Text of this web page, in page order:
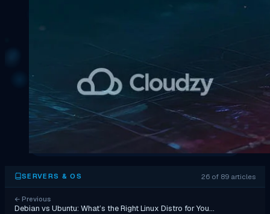
SERVERS & OS 26 of 89 articles
← Previous
Debian vs Ubuntu: What’s the Right Linux Distro for You…